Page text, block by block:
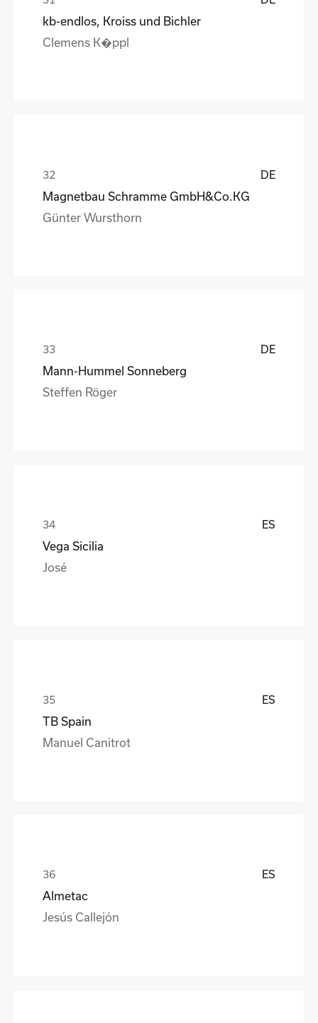
kb-endlos, Kroiss und Bichler
Clemens K�ppl
DE
Magnetbau Schramme GmbH&Co.KG
Günter Wursthorn
DE
Mann-Hummel Sonneberg
Steffen Röger
ES
Vega Sicilia
José
ES
TB Spain
Manuel Canitrot
ES
Almetac
Jesús Callejón